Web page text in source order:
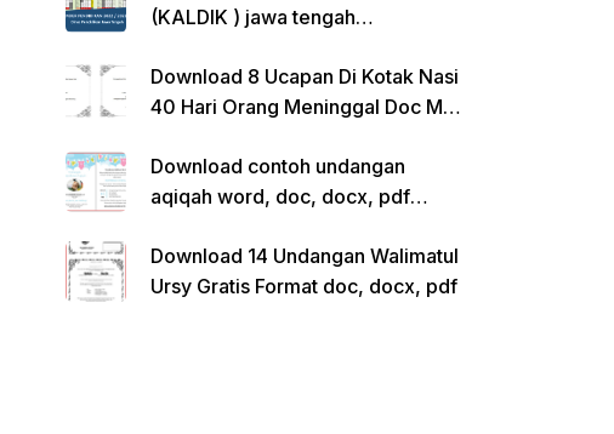
(KALDIK ) jawa tengah
Download 8 Ucapan Di Kotak Nasi
40 Hari Orang Meninggal Doc Ms.
Download contoh undangan
aqiqah word, doc, docx, pdf
Download 14 Undangan Walimatul
Ursy Gratis Format doc, docx, pdf